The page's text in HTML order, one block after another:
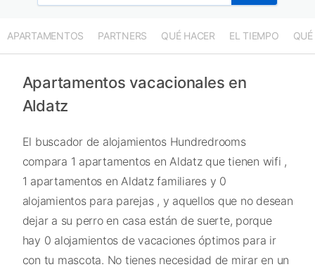
APARTAMENTOS PARTNERS QUÉ HACER EL TIEMPO QUÉ
Apartamentos vacacionales en
Aldatz
El buscador de alojamientos Hundredrooms
compara 1 apartamentos en Aldatz que tienen wifi ,
1 apartamentos en Aldatz familiares y 0
alojamientos para parejas , y aquellos que no desean
dejar a su perro en casa están de suerte, porque
hay 0 alojamientos de vacaciones óptimos para ir
con tu mascota. No tienes necesidad de mirar en un